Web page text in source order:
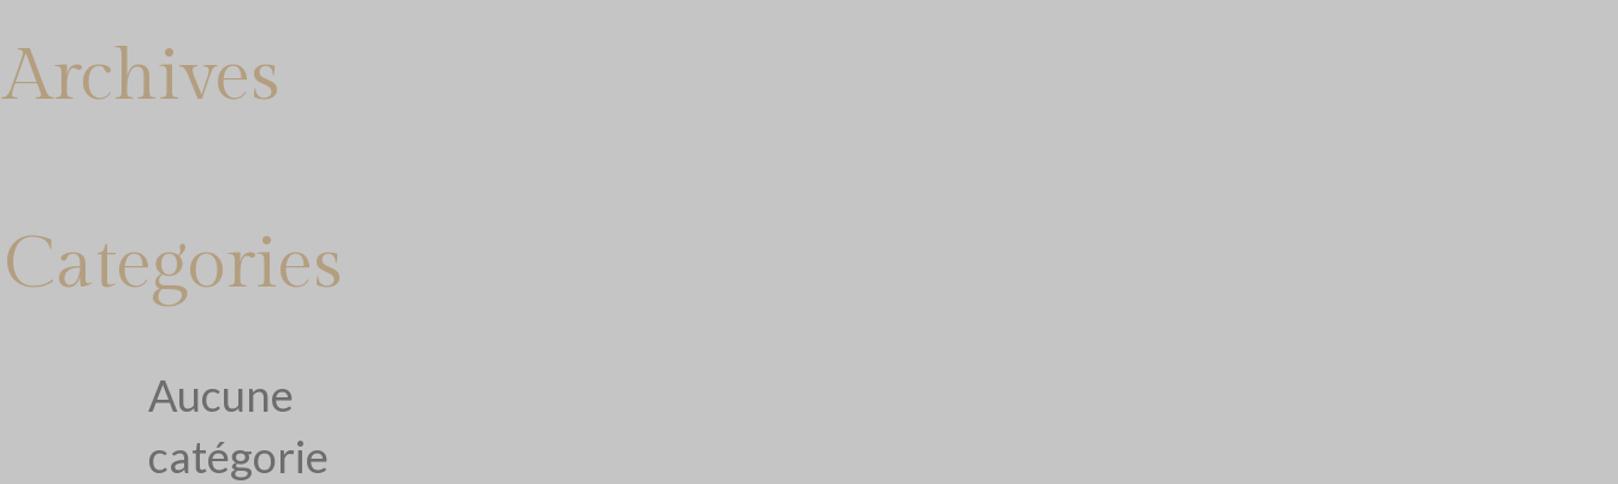
Archives
Categories
Aucune
catégorie